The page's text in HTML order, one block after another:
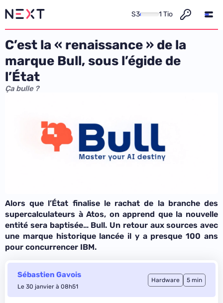
S3 1 Tio
C’est la « renaissance » de la
marque Bull, sous l’égide de
l’État
Ça bulle ?
Alors que l’État finalise le rachat de la branche des
supercalculateurs à Atos, on apprend que la nouvelle
entité sera baptisée… Bull. Un retour aux sources avec
une marque historique lancée il y a presque 100 ans
pour concurrencer IBM.
Sébastien Gavois
Le 30 janvier à 08h51
Hardware 5 min